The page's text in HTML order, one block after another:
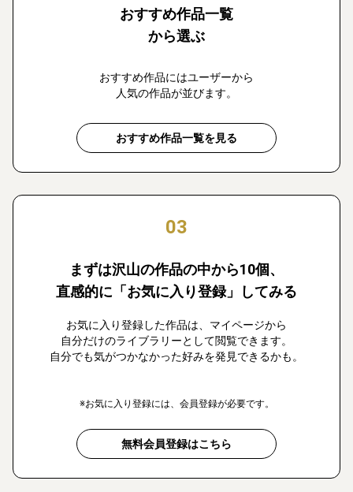
おすすめ作品一覧
から選ぶ
おすすめ作品にはユーザーから
人気の作品が並びます。
おすすめ作品一覧を見る
03
まずは沢山の作品の中から10個、
直感的に「お気に入り登録」してみる
お気に入り登録した作品は、マイページから
自分だけのライブラリーとして閲覧できます。
自分でも気がつかなかった好みを発見できるかも。
※お気に入り登録には、会員登録が必要です。
無料会員登録はこちら